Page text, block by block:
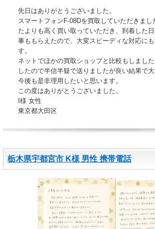
先日はありがとうございました。
スマートフォンF-08Dを買取していただきま
たよりも高く買い取っていただき、到着した
事ももらえたので、大変スピーディな対応に
す。
ネットでほかの買取ショップと比較もしまし
したので半信半疑で送りましたが良い結果で大
今後も是非理用したいと思います。
この度はありがとうございました。
I様 女性
東京都大田区
栃木県宇都宮市 K様 男性 携帯電話